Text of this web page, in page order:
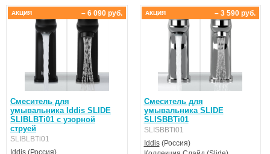
Смеситель для
умывальника Iddis SLIDE
SLIBLBTi01 с узорной
струей
SLIBLBTi01
Iddis (Россия)
– 6 090 руб.
АКЦИЯ
Смеситель для
умывальника SLIDE
SLISBBTi01
SLISBBTi01
Iddis(Россия)
– 3 590 руб.
АКЦИЯ